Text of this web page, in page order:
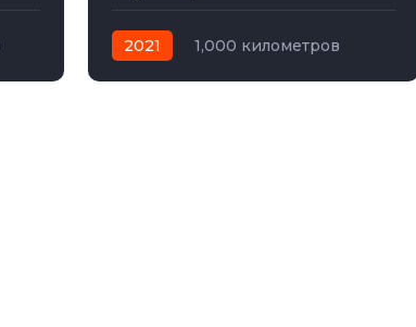
2021
1,000 километров